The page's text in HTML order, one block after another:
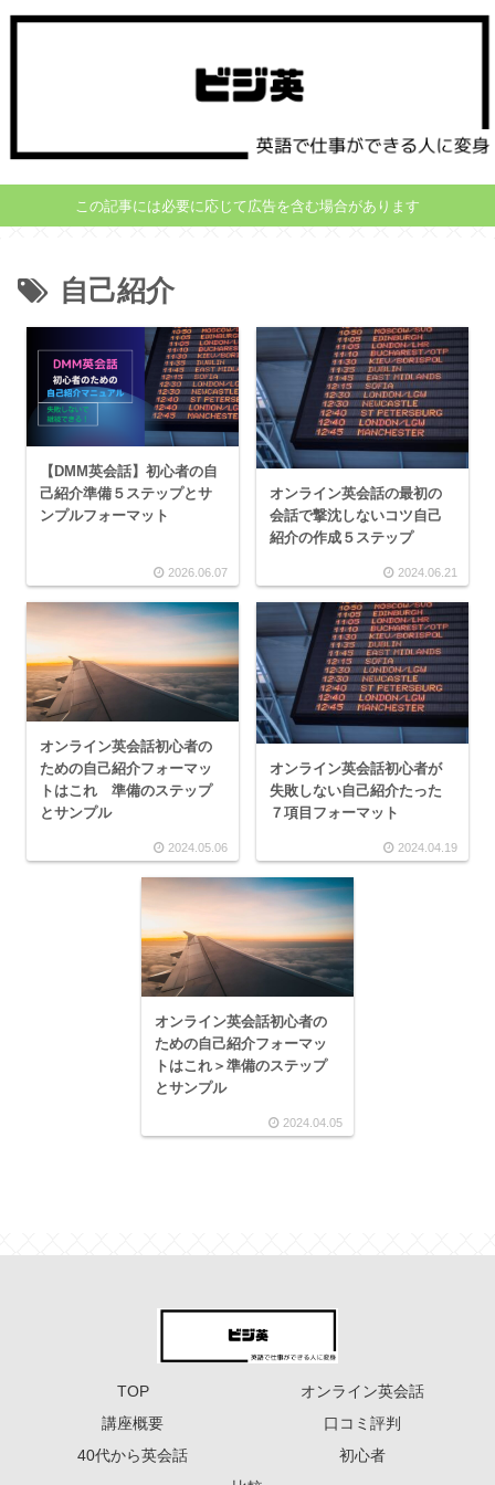
この記事には必要に応じて広告を含む場合があります
自己紹介
【DMM英会話】初心者の自
己紹介準備５ステップとサ
ンプルフォーマット
2026.06.07
オンライン英会話の最初の
会話で撃沈しないコツ自己
紹介の作成５ステップ
2024.06.21
オンライン英会話初心者の
ための自己紹介フォーマッ
トはこれ 準備のステップ
とサンプル
2024.05.06
オンライン英会話初心者が
失敗しない自己紹介たった
７項目フォーマット
2024.04.19
オンライン英会話初心者の
ための自己紹介フォーマッ
トはこれ＞準備のステップ
とサンプル
2024.04.05
TOP
オンライン英会話
講座概要
口コミ評判
40代から英会話
初心者